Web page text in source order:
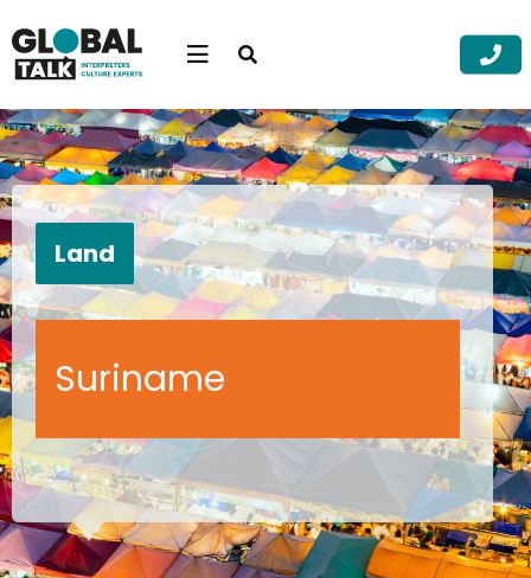
Open
Zoek
Zoek
Land
Suriname